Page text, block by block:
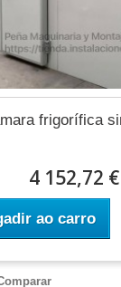
frigorífica
4 152,72 €
ao carro